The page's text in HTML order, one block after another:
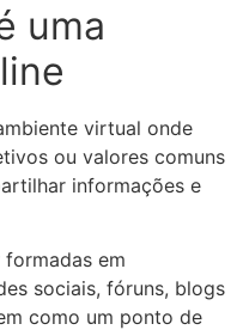
uma
virtual onde
ou valores comuns
informações e
formadas em
sociais, fóruns, blogs
como um ponto de